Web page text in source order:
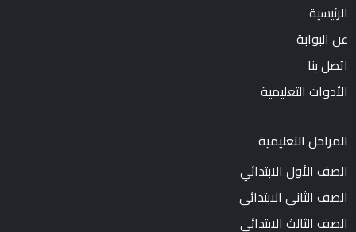
الرئيسية
عن البوابة
اتصل بنا
الأدوات التعليمية
المراحل التعليمية
الصف الأول الابتدائي
الصف الثاني الابتدائي
الصف الثالث الابتدائي